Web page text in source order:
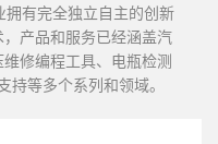
拥有完全独立自主的创新
产品和服务已经涵盖汽
修编程工具、电瓶检测
持等多个系列和领域。